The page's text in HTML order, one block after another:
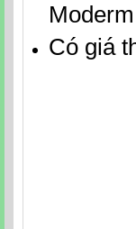
Có giá